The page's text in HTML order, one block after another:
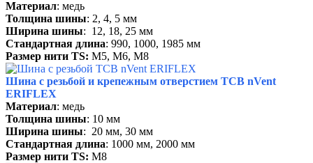
Материал: медь
Толщина шины: 2, 4, 5 мм
Ширина шины: 12, 18, 25 мм
Стандартная длина: 990, 1000, 1985 мм
Размер нити TS: М5, М6, М8
Шина с резьбой и крепежным отверстием ТСВ nVent
ERIFLEX
Материал: медь
Толщина шины: 10 мм
Ширина шины: 20 мм, 30 мм
Стандартная длина: 1000 мм, 2000 мм
Размер нити TS: М8